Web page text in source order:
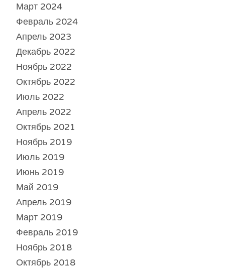
Март 2024
Февраль 2024
Апрель 2023
Декабрь 2022
Ноябрь 2022
Октябрь 2022
Июль 2022
Апрель 2022
Октябрь 2021
Ноябрь 2019
Июль 2019
Июнь 2019
Май 2019
Апрель 2019
Март 2019
Февраль 2019
Ноябрь 2018
Октябрь 2018